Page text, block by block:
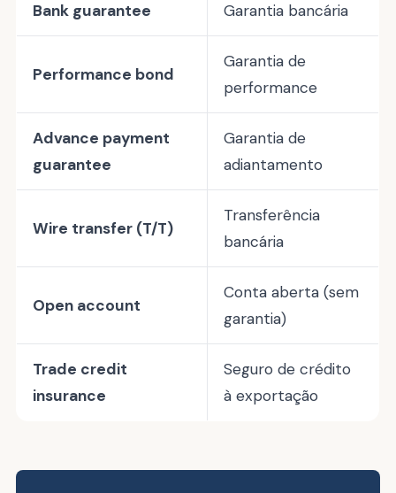
Bank guarantee Garantia bancária
Performance bond
Garantia de
performance
Advance payment
guarantee
Garantia de
adiantamento
Wire transfer (T/T)
Transferência
bancária
Open account
Conta aberta (sem
garantia)
Trade credit
insurance
Seguro de crédito
à exportação